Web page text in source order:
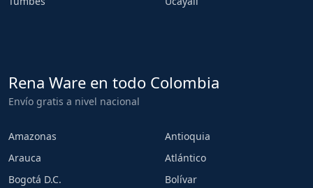
Rena Ware en todo Colombia
Envío gratis a nivel nacional
Amazonas
Antioquia
Arauca
Atlántico
Bogotá D.C.
Bolívar